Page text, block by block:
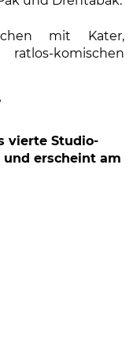
mit Kater,
komischen
vierte Studio-
und erscheint am